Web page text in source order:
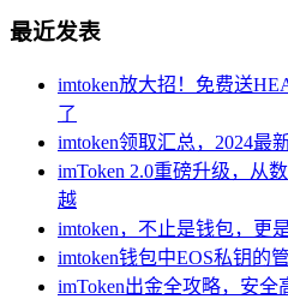
最近发表
imtoken放大招！免费送
了
imtoken领取汇总，2024最
imToken 2.0重磅升级，从
越
imtoken，不止是钱包，更
imtoken钱包中EOS私钥的
imToken出金全攻略，安